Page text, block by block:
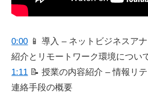
0:00 📱 導入 – ネットビジネスア
紹介とリモートワーク環境につい
1:11 📝 授業の内容紹介 – 情報リ
連絡手段の概要